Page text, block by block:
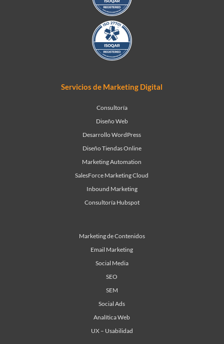
Servicios de Marketing Digital
Consultoría
Diseño Web
Desarrollo WordPress
Diseño Tiendas Online
Marketing Automation
SalesForce Marketing Cloud
Inbound Marketing
Consultoría Hubspot
Marketing de Contenidos
Email Marketing
Social Media
SEO
SEM
Social Ads
Analítica Web
UX – Usabilidad